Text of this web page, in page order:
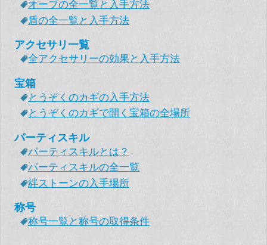
オーブの全一覧と入手方法
盾の全一覧と入手方法
アクセサリ一覧
全アクセサリーの効果と入手方法
宝箱
とうぞくのカギの入手方法
とうぞくのカギで開く宝箱の全場所
パーティスキル
パーティスキルとは？
パーティスキルの全一覧
絆ストーンの入手場所
称号
称号一覧と称号の取得条件